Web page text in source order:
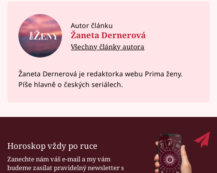
Autor článku
Žaneta Dernerová
Všechny články autora
Žaneta Dernerová je redaktorka webu Prima ženy.
Píše hlavně o českých seriálech.
Horoskop vždy po ruce
Zanechte nám váš e-mail a my vám
budeme zasílat pravidelný newsletter s